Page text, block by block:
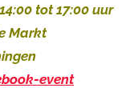
tot 17:00 uur
Markt
event